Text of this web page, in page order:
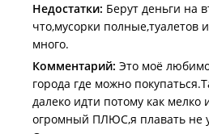
Недостатки: Берут деньги на
что,мусорки полные,туалетов
много.
Комментарий: Это моё
города где можно
далеко идти потому как
огромный ПЛЮС,я плавать не